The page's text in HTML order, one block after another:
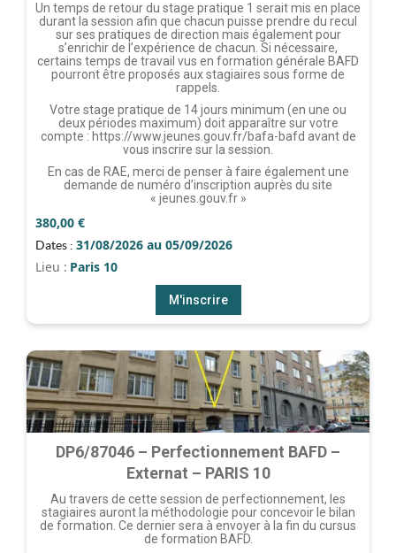
Un temps de retour du stage pratique 1 serait mis en place
durant la session afin que chacun puisse prendre du recul
sur ses pratiques de direction mais également pour
s’enrichir de l’expérience de chacun. Si nécessaire,
certains temps de travail vus en formation générale BAFD
pourront être proposés aux stagiaires sous forme de
rappels.
Votre stage pratique de 14 jours minimum (en une ou
deux périodes maximum) doit apparaître sur votre
compte : https://www.jeunes.gouv.fr/bafa-bafd avant de
vous inscrire sur la session.
En cas de RAE, merci de penser à faire également une
demande de numéro d’inscription auprès du site
« jeunes.gouv.fr »
380,00 €
Dates : 31/08/2026 au 05/09/2026
Lieu : Paris 10
M'inscrire
DP6/87046 – Perfectionnement BAFD –
Externat – PARIS 10
Au travers de cette session de perfectionnement, les
stagiaires auront la méthodologie pour concevoir le bilan
de formation. Ce dernier sera à envoyer à la fin du cursus
de formation BAFD.